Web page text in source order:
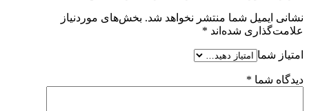
نشانی ایمیل شما منتشر نخواهد شد. بخش‌های موردنیاز
علامت‌گذاری شده‌اند *
امتیاز شما
دیدگاه شما *